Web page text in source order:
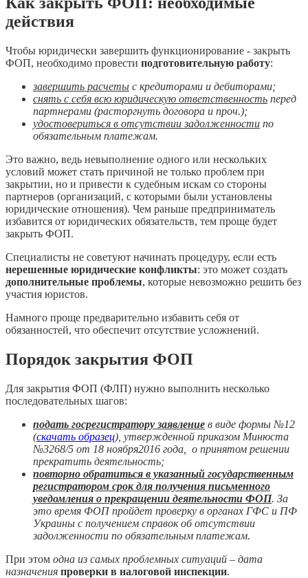
действия
Чтобы юридически завершить функционирование - закрыть
ФОП, необходимо провести подготовительную работу:
завершить расчеты с кредиторами и дебиторами;
снять с себя всю юридическую ответственность перед
партнерами (расторгнуть договора и проч.);
удостовериться в отсутствии задолженности по
обязательным платежам.
Это важно, ведь невыполнение одного или нескольких
условий может стать причиной не только проблем при
закрытии, но и привести к судебным искам со стороны
партнеров (организаций, с которыми были установлены
юридические отношения). Чем раньше предприниматель
избавится от юридических обязательств, тем проще будет
закрыть ФОП.
Специалисты не советуют начинать процедуру, если есть
нерешенные юридические конфликты: это может создать
дополнительные проблемы, которые невозможно решить без
участия юристов.
Намного проще предварительно избавить себя от
обязанностей, что обеспечит отсутствие усложнений.
Порядок закрытия ФОП
Для закрытия ФОП (ФЛП) нужно выполнить несколько
последовательных шагов:
подать госрегистратору заявление в виде формы №12
(скачать образец), утвержденной приказом Минюста
№3268/5 от 18 ноября2016 года, о принятом решении
прекратить деятельность;
повторно обратиться в указанный государственным
регистратором срок для получения письменного
уведомления о прекращении деятельности ФОП. За
это время ФОП пройдет проверку в органах ГФС и ПФ
Украины с получением справок об отсутствии
задолженности по обязательным платежам.
При этом одна из самых проблемных ситуаций – дата
назначения проверки в налоговой инспекции.